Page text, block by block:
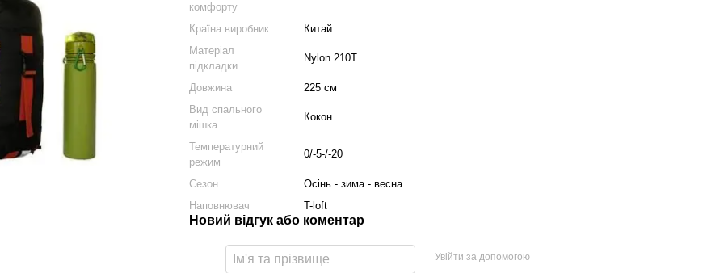
комфорту
Країна виробник
Китай
Матеріал
підкладки
Nylon 210T
Довжина
225 см
Вид спального
мішка
Кокон
Температурний
режим
0/-5-/-20
Сезон
Осінь - зима - весна
Наповнювач
T-loft
Новий відгук або коментар
Увійти за допомогою